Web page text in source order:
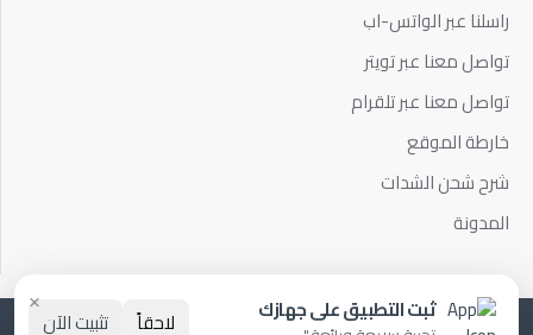
راسلنا عبر الواتس-اب
تواصل معنا عبر تويتر
تواصل معنا عبر تلقرام
خارطة الموقع
شرح شحن الشدات
المدونة
ثبت التطبيق على جهازك لاحقاً تثبيت الآن
×